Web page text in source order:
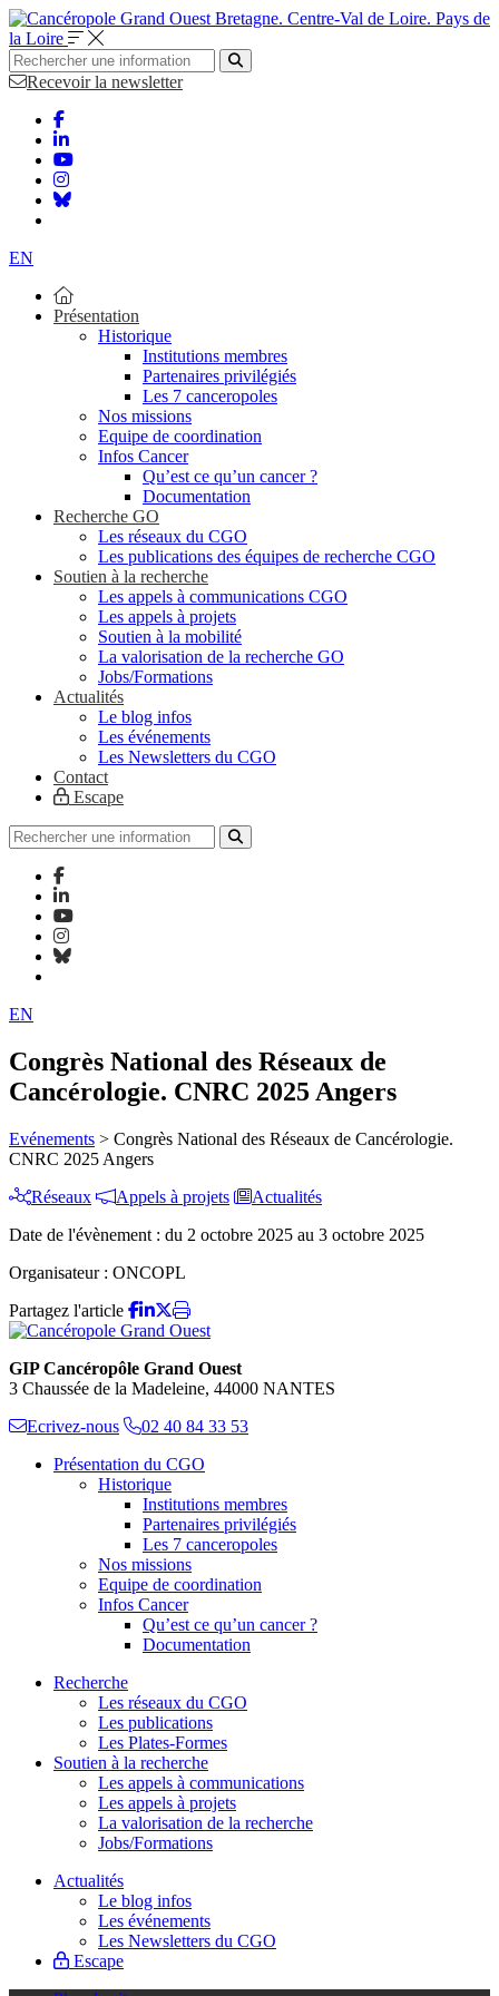
Bretagne. Centre-Val de Loire. Pays de
la Loire
Recevoir la newsletter
EN
Présentation
Historique
Institutions membres
Partenaires privilégiés
Les 7 canceropoles
Nos missions
Equipe de coordination
Infos Cancer
Qu’est ce qu’un cancer ?
Documentation
Recherche GO
Les réseaux du CGO
Les publications des équipes de recherche CGO
Soutien à la recherche
Les appels à communications CGO
Les appels à projets
Soutien à la mobilité
La valorisation de la recherche GO
Jobs/Formations
Actualités
Le blog infos
Les événements
Les Newsletters du CGO
Contact
Escape
EN
Congrès National des Réseaux de
Cancérologie. CNRC 2025 Angers
Evénements > Congrès National des Réseaux de Cancérologie.
CNRC 2025 Angers
Réseaux
Appels à projets
Actualités
Date de l'évènement : du 2 octobre 2025 au 3 octobre 2025
Organisateur : ONCOPL
Partagez l'article
GIP Cancéropôle Grand Ouest
3 Chaussée de la Madeleine, 44000 NANTES
Ecrivez-nous
02 40 84 33 53
Présentation du CGO
Historique
Institutions membres
Partenaires privilégiés
Les 7 canceropoles
Nos missions
Equipe de coordination
Infos Cancer
Qu’est ce qu’un cancer ?
Documentation
Recherche
Les réseaux du CGO
Les publications
Les Plates-Formes
Soutien à la recherche
Les appels à communications
Les appels à projets
La valorisation de la recherche
Jobs/Formations
Actualités
Le blog infos
Les événements
Les Newsletters du CGO
Escape